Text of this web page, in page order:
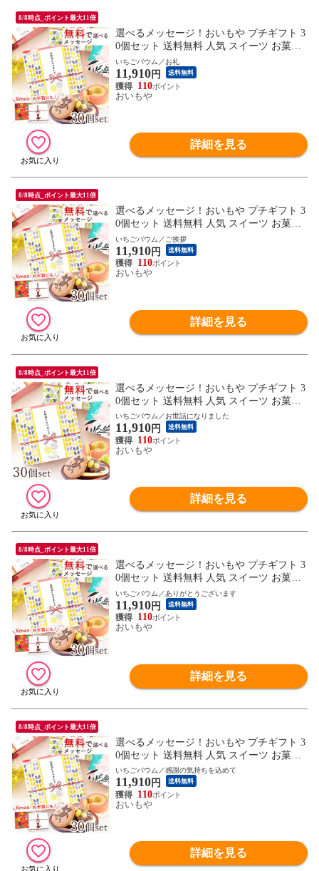
8/8時点_ポイント最大11倍
選べるメッセージ！おいもや プチギフト 3
0個セット 送料無料 人気 スイーツ お菓子
退職 お祝い返し お返し どら焼き バウムク
ーヘン 【お礼・苺バウムクーヘン】 ※ご
指定日にお届け
いちごバウム／お礼
11,910円 送料無料
110
おいもや
詳細を見る
8/8時点_ポイント最大11倍
選べるメッセージ！おいもや プチギフト 3
0個セット 送料無料 人気 スイーツ お菓子
退職 お祝い返し お返し どら焼き バウムク
ーヘン 【ご挨拶・苺バウムクーヘン】 ※
ご指定日にお届け
いちごバウム／ご挨拶
11,910円 送料無料
110
おいもや
詳細を見る
8/8時点_ポイント最大11倍
選べるメッセージ！おいもや プチギフト 3
0個セット 送料無料 人気 スイーツ お菓子
退職 お祝い返し お返し どら焼き バウムク
ーヘン 【お世話になりました・苺バウムク
ーヘン】 ※ご指定日にお届け
いちごバウム／お世話になりました
11,910円 送料無料
110
おいもや
詳細を見る
8/8時点_ポイント最大11倍
選べるメッセージ！おいもや プチギフト 3
0個セット 送料無料 人気 スイーツ お菓子
退職 お祝い返し お返し どら焼き バウムク
ーヘン 【ありがとうございます・苺バウム
クーヘン】 ※ご指定日にお届け
いちごバウム／ありがとうございます
11,910円 送料無料
110
おいもや
詳細を見る
8/8時点_ポイント最大11倍
選べるメッセージ！おいもや プチギフト 3
0個セット 送料無料 人気 スイーツ お菓子
退職 お祝い返し お返し どら焼き バウムク
ーヘン 【感謝の気持ちを込めて・苺バウム
クーヘン】 ※ご指定日にお届け
いちごバウム／感謝の気持ちを込めて
11,910円 送料無料
110
おいもや
詳細を見る